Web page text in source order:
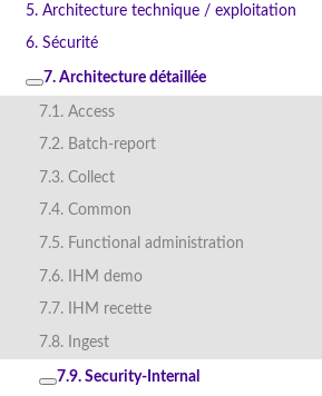
5. Architecture technique / exploitation
6. Sécurité
7. Architecture détaillée
7.1. Access
7.2. Batch-report
7.3. Collect
7.4. Common
7.5. Functional administration
7.6. IHM demo
7.7. IHM recette
7.8. Ingest
7.9. Security-Internal